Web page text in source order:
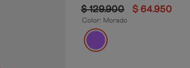
$ 129.900 $ 64.950
Color: Morado